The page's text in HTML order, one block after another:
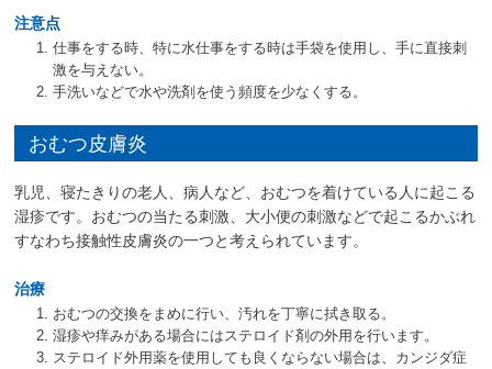
注意点
仕事をする時、特に水仕事をする時は手袋を使用し、手に直接刺
激を与えない。
手洗いなどで水や洗剤を使う頻度を少なくする。
おむつ皮膚炎
乳児、寝たきりの老人、病人など、おむつを着けている人に起こる
湿疹です。おむつの当たる刺激、大小便の刺激などで起こるかぶれ
すなわち接触性皮膚炎の一つと考えられています。
治療
おむつの交換をまめに行い、汚れを丁寧に拭き取る。
湿疹や痒みがある場合にはステロイド剤の外用を行います。
ステロイド外用薬を使用しても良くならない場合は、カンジダ症